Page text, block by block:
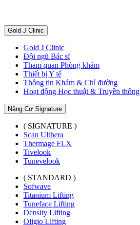
Gold J Clinic
Gold J Clinic
Đội ngũ Bác sĩ
Tham quan Phòng khám
Thiết bị Y tế
Thông tin Khám & Chỉ đường
Hoạt động Học thuật & Truyền thông
Nâng Cơ Signature
( SIGNATURE )
Scan Ulthera
Thermage FLX
Tivelook
Tunevelook
( STANDARD )
Sofwave
Titanium Lifting
Tuneface Lifting
Density Lifting
Oligio Lifting